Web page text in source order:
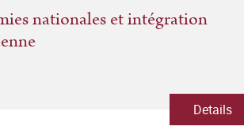
nationales et intégration
Details